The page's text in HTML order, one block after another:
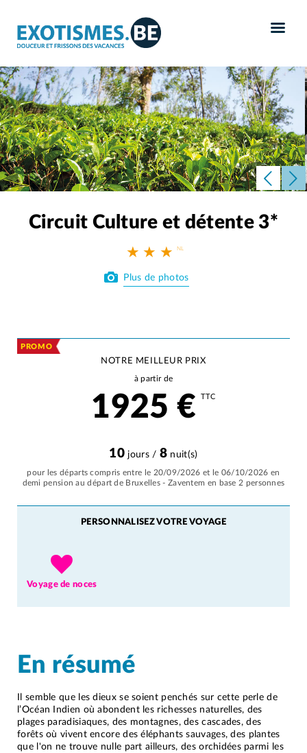
Circuit Culture et détente 3*
★ ★ ★
Plus de photos
PROMO
NOTRE MEILLEUR PRIX
à partir de
1925 € TTC
10 jours / 8 nuit(s)
pour les départs compris entre le 20/09/2026 et le 06/10/2026 en
demi pension au départ de Bruxelles - Zaventem en base 2 personnes
PERSONNALISEZ VOTRE VOYAGE
Voyage de noces
En résumé
Il semble que les dieux se soient penchés sur cette perle de
l’Océan Indien où abondent les richesses naturelles, des
plages paradisiaques, des montagnes, des cascades, des
forêts où vivent encore des éléphants sauvages, des plantes
que l'on ne trouve nulle part ailleurs, des orchidées parmi les